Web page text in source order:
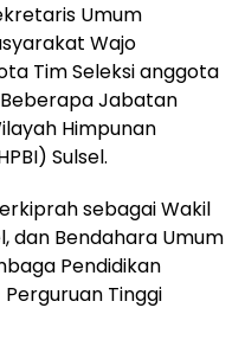
Umum
Wajo
Tim Seleksi anggota
Beberapa Jabatan
Himpunan
Sulsel.
sebagai Wakil
dan Bendahara Umum
Pendidikan
Tinggi